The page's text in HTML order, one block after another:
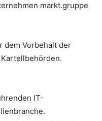
markt.gruppe
dem Vorbehalt der
IT-